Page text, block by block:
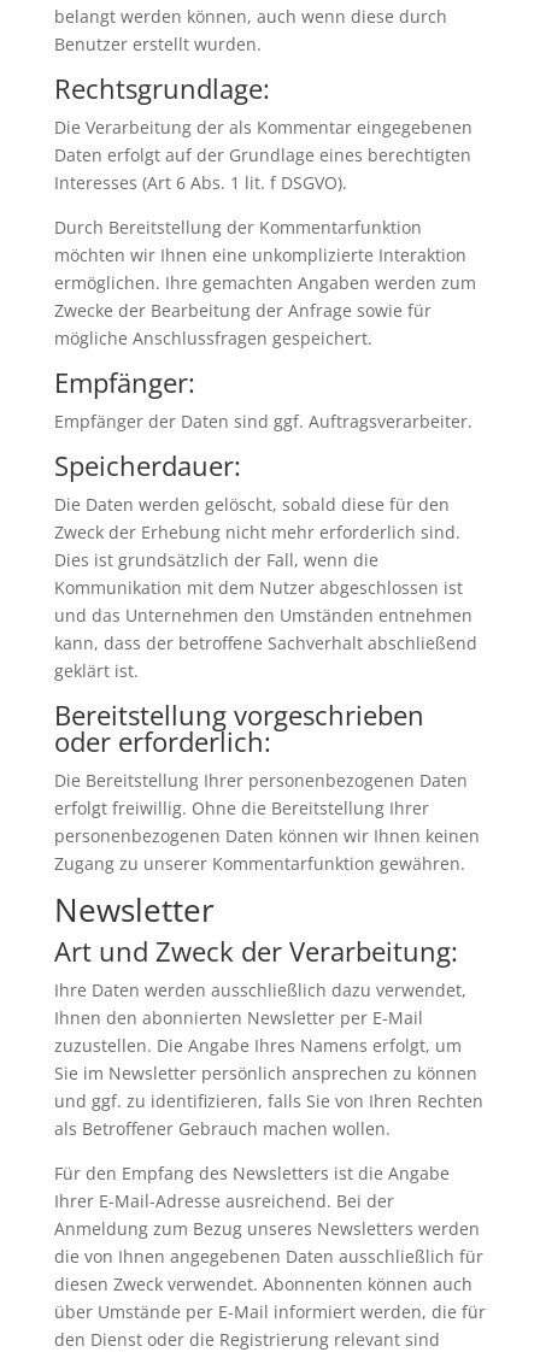
belangt werden können, auch wenn diese durch
Benutzer erstellt wurden.
Rechtsgrundlage:
Die Verarbeitung der als Kommentar eingegebenen
Daten erfolgt auf der Grundlage eines berechtigten
Interesses (Art 6 Abs. 1 lit. f DSGVO).
Durch Bereitstellung der Kommentarfunktion
möchten wir Ihnen eine unkomplizierte Interaktion
ermöglichen. Ihre gemachten Angaben werden zum
Zwecke der Bearbeitung der Anfrage sowie für
mögliche Anschlussfragen gespeichert.
Empfänger:
Empfänger der Daten sind ggf. Auftragsverarbeiter.
Speicherdauer:
Die Daten werden gelöscht, sobald diese für den
Zweck der Erhebung nicht mehr erforderlich sind.
Dies ist grundsätzlich der Fall, wenn die
Kommunikation mit dem Nutzer abgeschlossen ist
und das Unternehmen den Umständen entnehmen
kann, dass der betroffene Sachverhalt abschließend
geklärt ist.
Bereitstellung vorgeschrieben
oder erforderlich:
Die Bereitstellung Ihrer personenbezogenen Daten
erfolgt freiwillig. Ohne die Bereitstellung Ihrer
personenbezogenen Daten können wir Ihnen keinen
Zugang zu unserer Kommentarfunktion gewähren.
Newsletter
Art und Zweck der Verarbeitung:
Ihre Daten werden ausschließlich dazu verwendet,
Ihnen den abonnierten Newsletter per E-Mail
zuzustellen. Die Angabe Ihres Namens erfolgt, um
Sie im Newsletter persönlich ansprechen zu können
und ggf. zu identifizieren, falls Sie von Ihren Rechten
als Betroffener Gebrauch machen wollen.
Für den Empfang des Newsletters ist die Angabe
Ihrer E-Mail-Adresse ausreichend. Bei der
Anmeldung zum Bezug unseres Newsletters werden
die von Ihnen angegebenen Daten ausschließlich für
diesen Zweck verwendet. Abonnenten können auch
über Umstände per E-Mail informiert werden, die für
den Dienst oder die Registrierung relevant sind